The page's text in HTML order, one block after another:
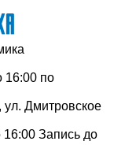
16:00 по
ул. Дмитровское
16:00 Запись до